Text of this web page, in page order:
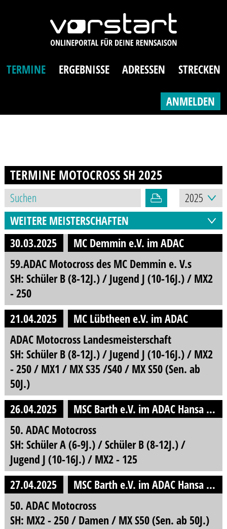
TERMINE ERGEBNISSE ADRESSEN STRECKEN
ANMELDEN
TERMINE MOTOCROSS SH 2025
WEITERE MEISTERSCHAFTEN
30.03.2025
MC Demmin e.V. im ADAC
59.ADAC Motocross des MC Demmin e. V.s
SH: Schüler B (8-12J.) / Jugend J (10-16J.) / MX2
- 250
21.04.2025
MC Lübtheen e.V. im ADAC
ADAC Motocross Landesmeisterschaft
SH: Schüler B (8-12J.) / Jugend J (10-16J.) / MX2
- 250 / MX1 / MX S35 /S40 / MX S50 (Sen. ab
50J.)
26.04.2025
MSC Barth e.V. im ADAC Hansa e.V.
50. ADAC Motocross
SH: Schüler A (6-9J.) / Schüler B (8-12J.) /
Jugend J (10-16J.) / MX2 - 125
27.04.2025
MSC Barth e.V. im ADAC Hansa e.V.
50. ADAC Motocross
SH: MX2 - 250 / Damen / MX S50 (Sen. ab 50J.)